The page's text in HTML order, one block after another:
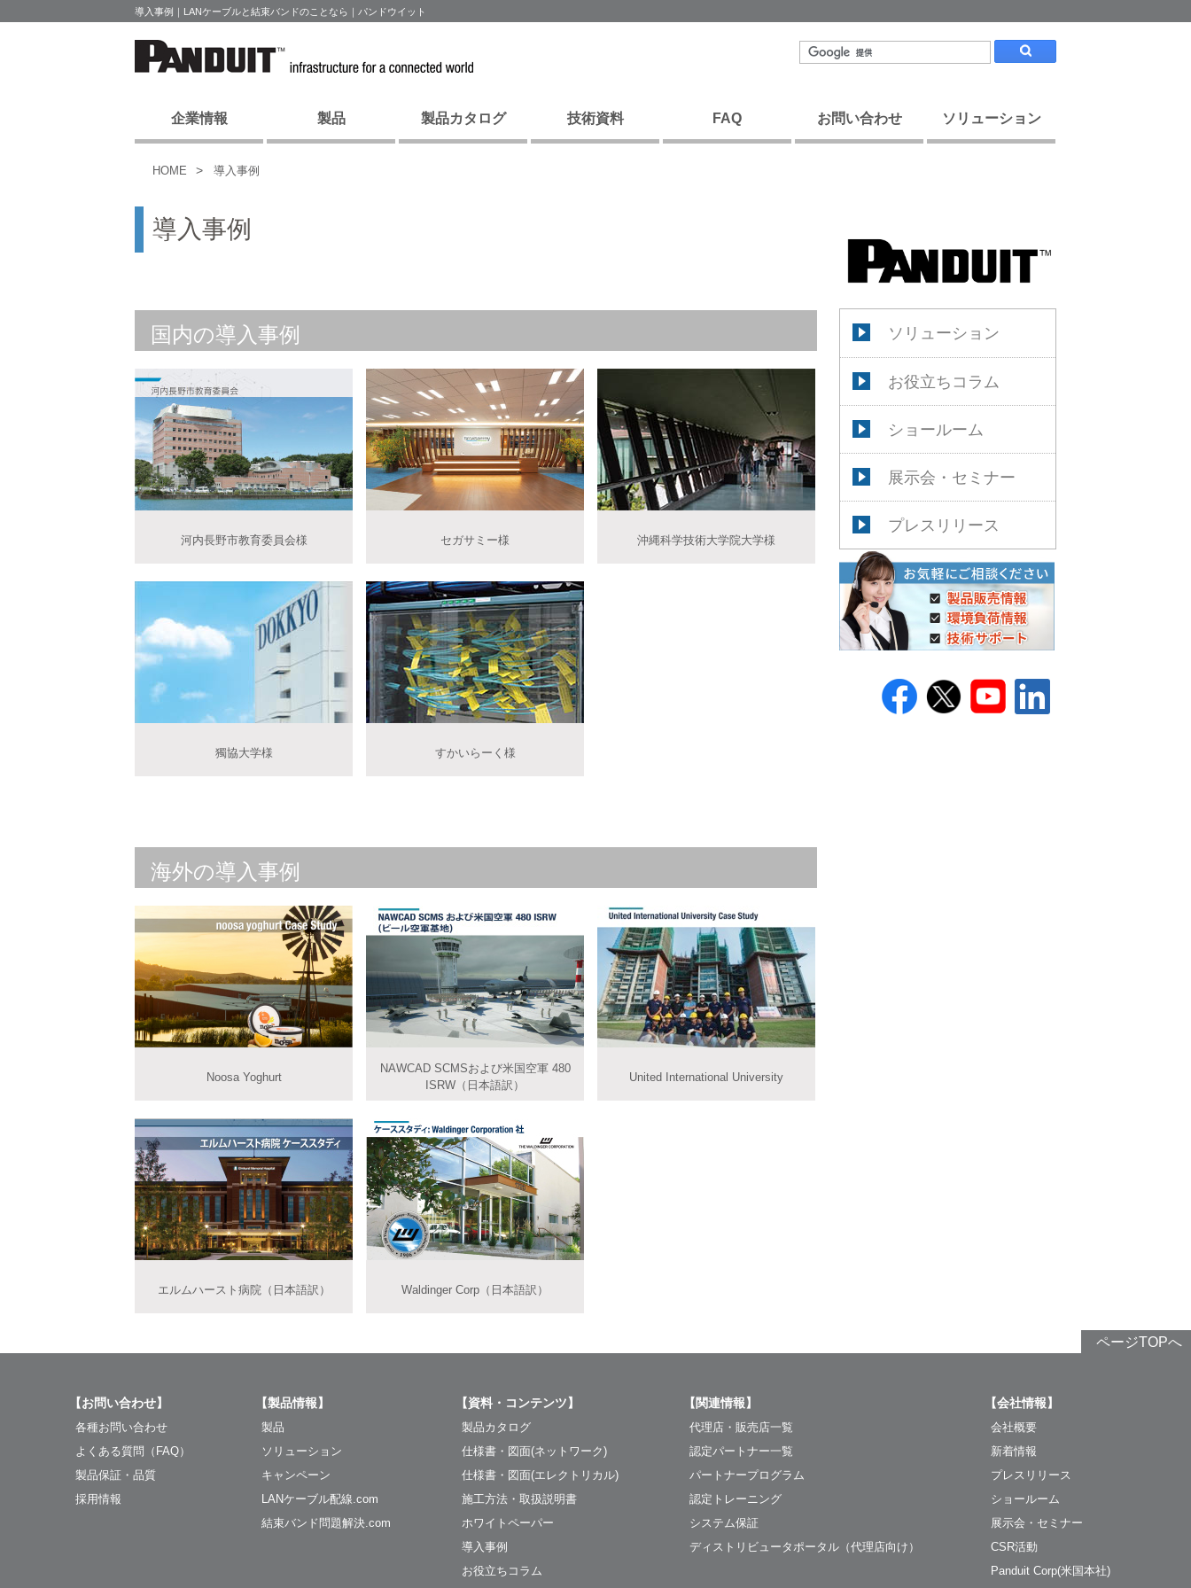
導入事例｜LANケーブルと結束バンドのことなら｜パンドウイット
企業情報 製品 製品カタログ 技術資料 FAQ お問い合わせ ソリューション
HOME 導入事例
ソリューション
お役立ちコラム
ショールーム
展示会・セミナー
プレスリリース
導入事例
国内の導入事例
河内長野市教育委員会様 セガサミー様 沖縄科学技術大学院大学様
獨協大学様 すかいらーく様
海外の導入事例
Noosa Yoghurt
NAWCAD SCMSおよび米国空軍 480
ISRW（日本語訳）
United International University
エルムハースト病院（日本語訳） Waldinger Corp（日本語訳）
ページTOPへ
【お問い合わせ】
各種お問い合わせ
よくある質問（FAQ）
製品保証・品質
採用情報
【製品情報】
製品
ソリューション
キャンペーン
LANケーブル配線.com
結束バンド問題解決.com
【資料・コンテンツ】
製品カタログ
仕様書・図面(ネットワーク)
仕様書・図面(エレクトリカル)
施工方法・取扱説明書
ホワイトペーパー
導入事例
お役立ちコラム
【関連情報】
代理店・販売店一覧
認定パートナー一覧
パートナープログラム
認定トレーニング
システム保証
ディストリビュータポータル（代理店向け）
【会社情報】
会社概要
新着情報
プレスリリース
ショールーム
展示会・セミナー
CSR活動
Panduit Corp(米国本社)